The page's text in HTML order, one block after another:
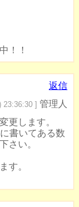
！！
返信
23:36:30 ] 管理人
更します。
書いてある数
さい。
す。